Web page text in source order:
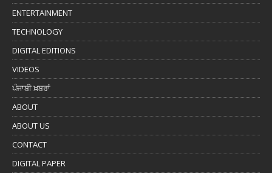
ENTERTAINMENT
TECHNOLOGY
DIGITAL EDITIONS
VIDEOS
ਪੰਜਾਬੀ ਖ਼ਬਰਾਂ
ABOUT
ABOUT US
CONTACT
DIGITAL PAPER